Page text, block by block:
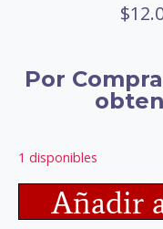
$
Por
1 disponibles
Añadir